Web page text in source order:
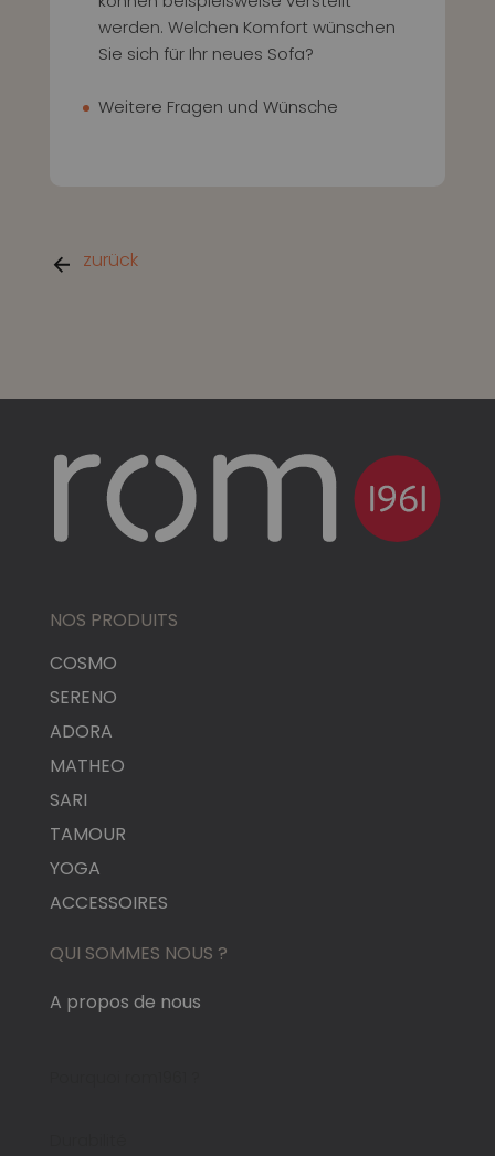
werden. Welchen Komfort wünschen
Sie sich für Ihr neues Sofa?
Weitere Fragen und Wünsche
zurück
NOS PRODUITS
COSMO
SERENO
ADORA
MATHEO
SARI
TAMOUR
YOGA
ACCESSOIRES
QUI SOMMES NOUS ?
A propos de nous